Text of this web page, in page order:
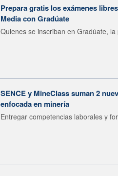
Prepara gratis los exámenes
Media con Gradúate
Quienes se inscriban en Gradúate,
SENCE y MineClass suman 2
enfocada en minería
Entregar competencias laborales y